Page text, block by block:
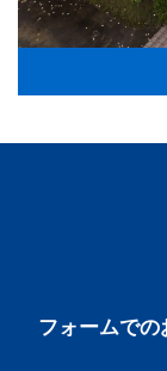
フォームで